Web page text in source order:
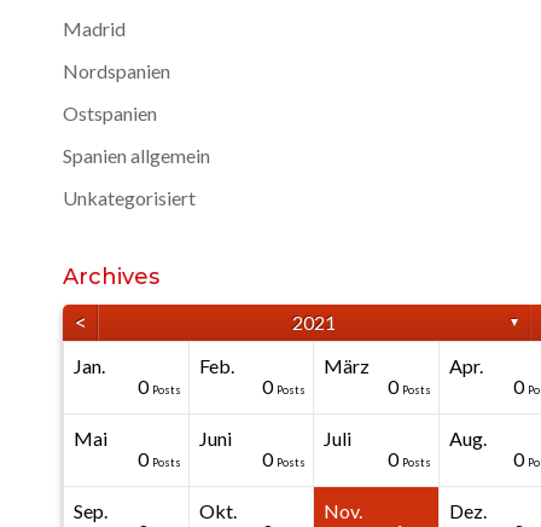
Madrid
Nordspanien
Ostspanien
Spanien allgemein
Unkategorisiert
Archives
<
2021 ▼
Jan.
0 Posts
Feb.
0 Posts
März
0 Posts
Apr.
0
Mai
0 Posts
Juni
0 Posts
Juli
0 Posts
Aug.
0
Sep.
Okt.
Nov.
Dez.